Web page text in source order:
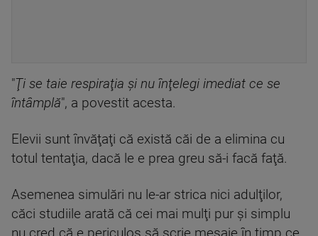
"Ţi se taie respiraţia şi nu înţelegi imediat ce se
întâmplă", a povestit acesta.
Elevii sunt învăţaţi că există căi de a elimina cu
totul tentaţia, dacă le e prea greu să-i facă faţă.
Asemenea simulări nu le-ar strica nici adulţilor,
căci studiile arată că cei mai mulţi pur şi simplu